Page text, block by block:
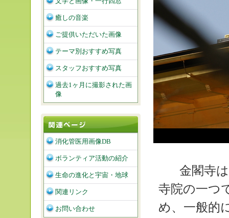
金閣寺は
寺院の一つ
め、一般的
癒しの音楽
ご提供いただいた画像
テーマ別おすすめ写真
スタッフおすすめ写真
過去1ヶ月に撮影された画
像
消化管医用画像DB
ボランティア活動の紹介
生命の進化と宇宙・地球
関連リンク
お問い合わせ